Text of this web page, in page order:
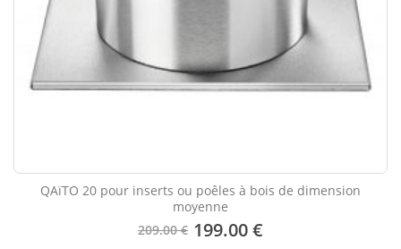
QAïTO 20 pour inserts ou poêles à bois de dimension
moyenne
209.00 € 199.00 €